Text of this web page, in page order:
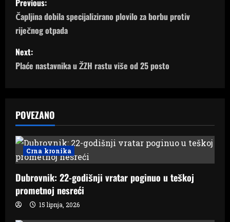
o
s
t
a
v
i
g
a
t
Previous:
Čapljina dobila specijalizirano plovilo za borbu protiv
riječnog otpada
Next:
Plaće nastavnika u ŽZH rastu više od 25 posto
POVEZANO
Crna kronika
Dubrovnik: 22-godišnji vratar poginuo u teškoj
prometnoj nesreći
15 lipnja, 2026